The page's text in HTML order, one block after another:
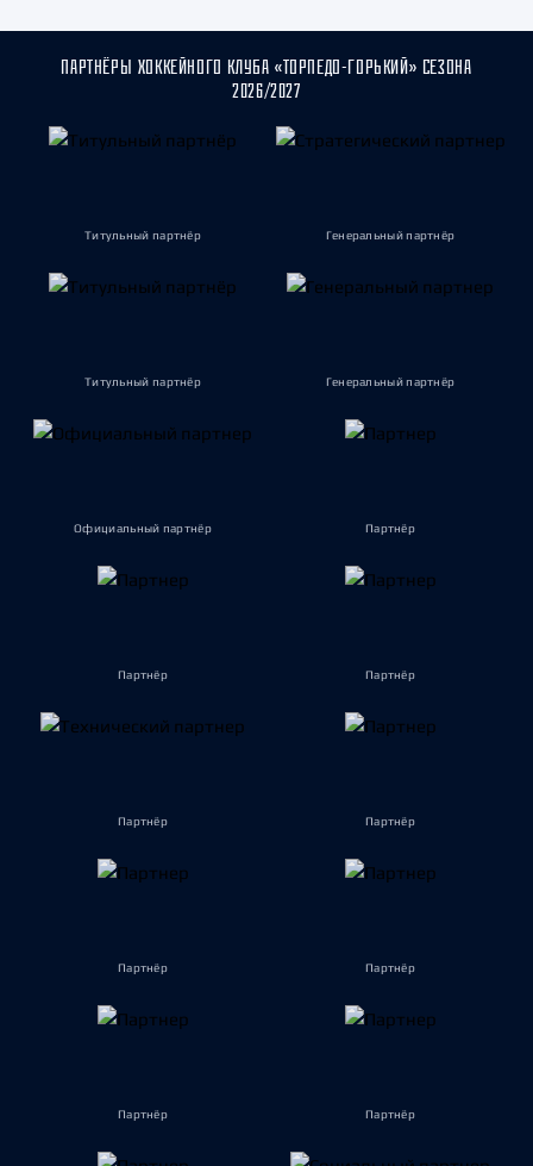
ПАРТНЁРЫ ХОККЕЙНОГО КЛУБА «ТОРПЕДО-ГОРЬКИЙ» СЕЗОНА
2026/2027
Титульный партнёр Генеральный партнёр
Титульный партнёр Генеральный партнёр
Официальный партнёр Партнёр
Партнёр Партнёр
Партнёр Партнёр
Партнёр Партнёр
Партнёр Партнёр